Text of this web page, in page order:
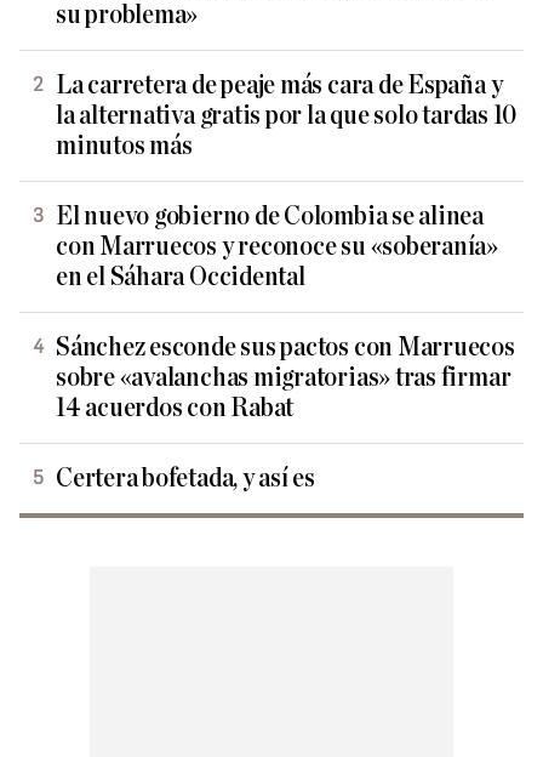
su problema»
La carretera de peaje más cara de España y
la alternativa gratis por la que solo tardas 10
minutos más
El nuevo gobierno de Colombia se alinea
con Marruecos y reconoce su «soberanía»
en el Sáhara Occidental
Sánchez esconde sus pactos con Marruecos
sobre «avalanchas migratorias» tras firmar
14 acuerdos con Rabat
Certera bofetada, y así es